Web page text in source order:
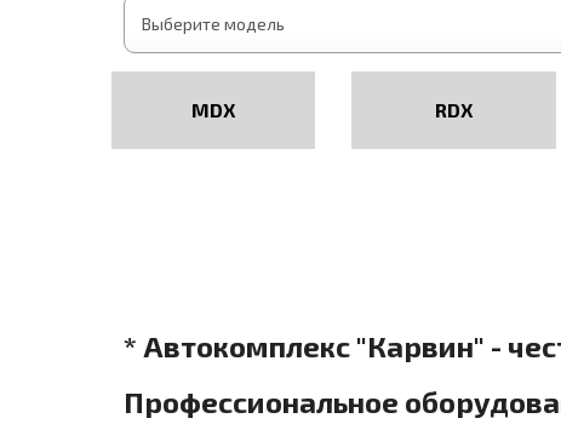
MDX RDX
* Автокомплекс "Карвин" -
Профессиональное